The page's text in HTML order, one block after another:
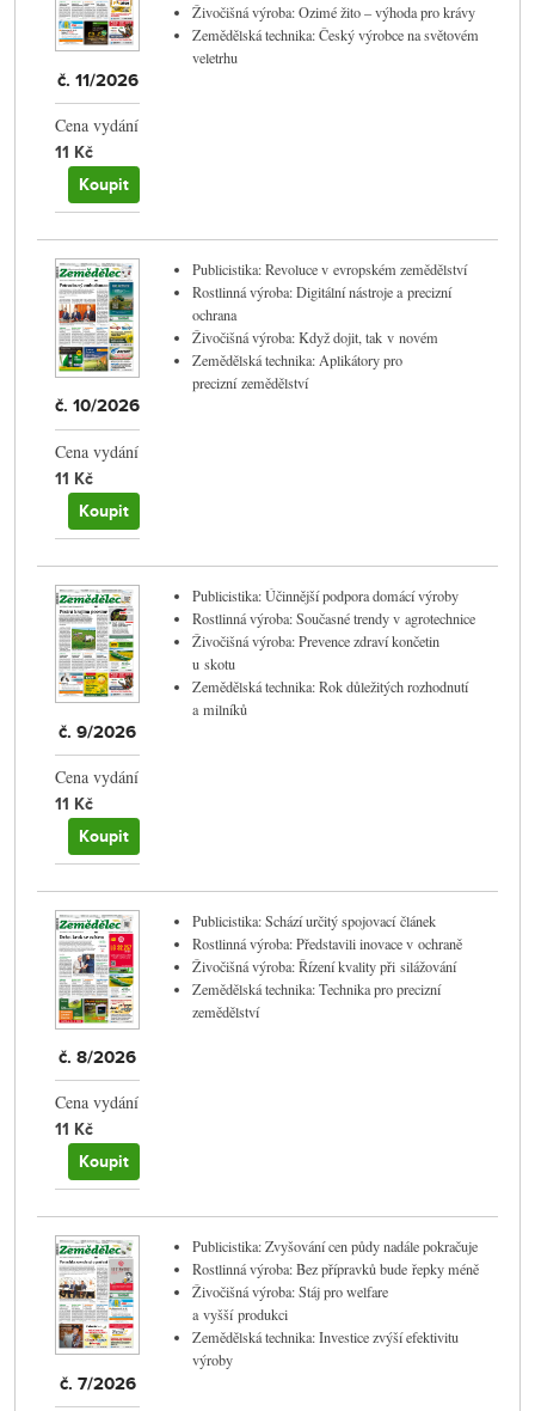
č. 11/2026
Cena vydání
11 Kč
Koupit
Živočišná výroba: Ozimé žito – výhoda pro krávy
Zemědělská technika: Český výrobce na světovém
veletrhu
č. 10/2026
Cena vydání
11 Kč
Koupit
Publicistika: Revoluce v evropském zemědělství
Rostlinná výroba: Digitální nástroje a precizní
ochrana
Živočišná výroba: Když dojit, tak v novém
Zemědělská technika: Aplikátory pro
precizní zemědělství
č. 9/2026
Cena vydání
11 Kč
Koupit
Publicistika: Účinnější podpora domácí výroby
Rostlinná výroba: Současné trendy v agrotechnice
Živočišná výroba: Prevence zdraví končetin
u skotu
Zemědělská technika: Rok důležitých rozhodnutí
a milníků
č. 8/2026
Cena vydání
11 Kč
Koupit
Publicistika: Schází určitý spojovací článek
Rostlinná výroba: Představili inovace v ochraně
Živočišná výroba: Řízení kvality při silážování
Zemědělská technika: Technika pro precizní
zemědělství
č. 7/2026
Publicistika: Zvyšování cen půdy nadále pokračuje
Rostlinná výroba: Bez přípravků bude řepky méně
Živočišná výroba: Stáj pro welfare
a vyšší produkci
Zemědělská technika: Investice zvýší efektivitu
výroby